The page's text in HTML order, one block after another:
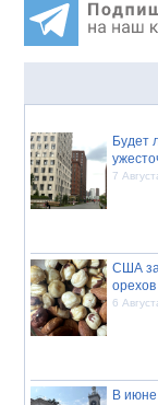
Будет
7
США
орехов
6
В июне